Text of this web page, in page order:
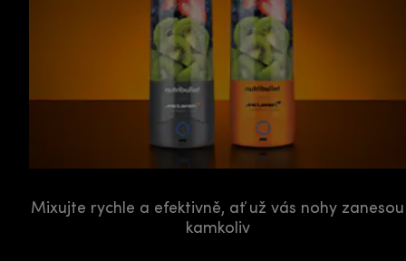
Mixujte rychle a efektivně, ať už vás nohy zanesou
kamkoliv